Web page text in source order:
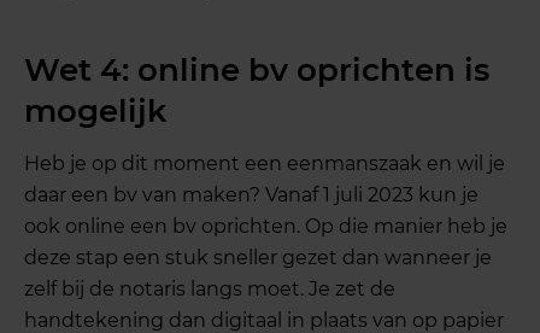
Wet 4: online bv oprichten is
mogelijk
Heb je op dit moment een eenmanszaak en wil je
daar een bv van maken? Vanaf 1 juli 2023 kun je
ook online een bv oprichten. Op die manier heb je
deze stap een stuk sneller gezet dan wanneer je
zelf bij de notaris langs moet. Je zet de
handtekening dan digitaal in plaats van op papier